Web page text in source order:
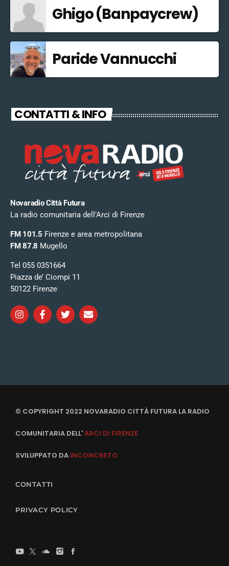
Ghigo (Banpaycrew)
Paride Vannucchi
CONTATTI & INFO
Novaradio Città Futura
La radio comunitaria dell’Arci di Firenze
FM 101.5 Firenze e area metropolitana
FM 87.8 Mugello
Tel 055 0351664
Piazza de’ Ciompi 11
50122 Firenze
© COPYRIGHT 2022 NOVARADIO CITTÀ FUTURA LA RADIO
COMUNITARIA DELL'ARCI DI FIRENZE
SVILUPPATO DA INCONCRETO
CONTATTI
PRIVACY POLICY